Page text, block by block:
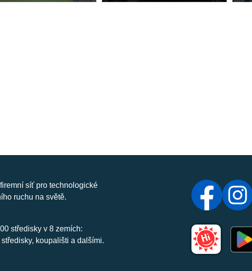
síť pro technologické
ruchu na světě.
středisky v 8 zemích:
koupališti a dalšími.